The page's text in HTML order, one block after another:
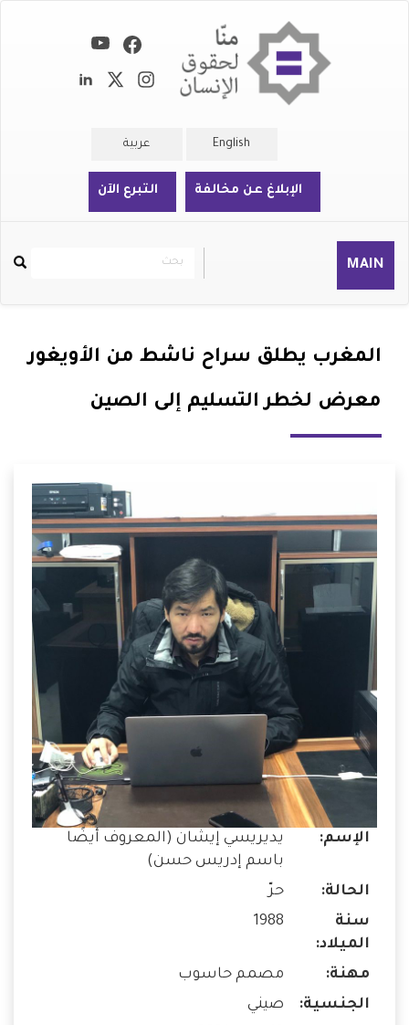
English عربية
الإبلاغ عن مخالفة التبرع الآن
MAIN
Rechercher
بحث
المغرب يطلق سراح ناشط من الأويغور
معرض لخطر التسليم إلى الصين
الإسم:
يديريسي إيشان (المعروف أيضًا
باسم إدريس حسن)
الحالة:
حرّ
سنة
الميلاد:
1988
مهنة:
مصمم حاسوب
الجنسية:
صيني